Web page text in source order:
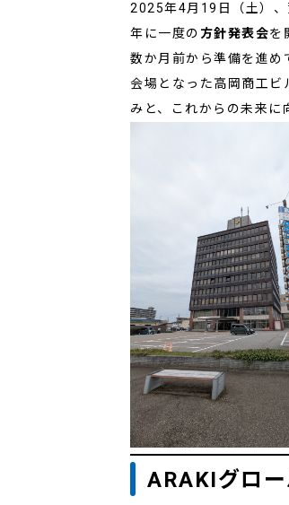
2025年4月19日（土）、
年に一度の 方針発表会を
数か月前から準備を進め
会場となった高岡商工ビ
みと、これからの未来に
ARAKIグロー